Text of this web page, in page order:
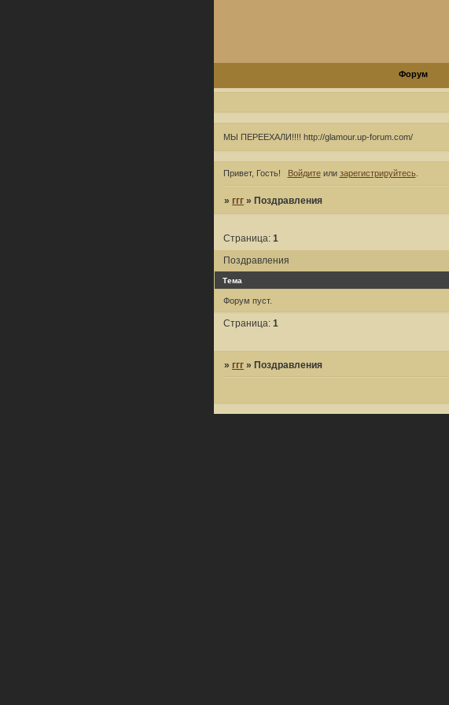
Форум
МЫ ПЕРЕЕХАЛИ!!!! http://glamour.up-forum.com/
Привет, Гость! Войдитеили зарегистрируйтесь.
» ггг »Поздравления
Поздравления
Страница:1
Тема
Форум пуст.
Страница:1
» ггг »Поздравления